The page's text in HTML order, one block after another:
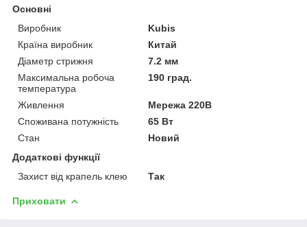
Основні
Виробник
Kubis
Країна виробник
Китай
Діаметр стрижня
7.2 мм
Максимальна робоча
температура
190 град.
Живлення
Мережа 220В
Споживана потужність
65 Вт
Стан
Новий
Додаткові функції
Захист від крапель клею
Так
Приховати